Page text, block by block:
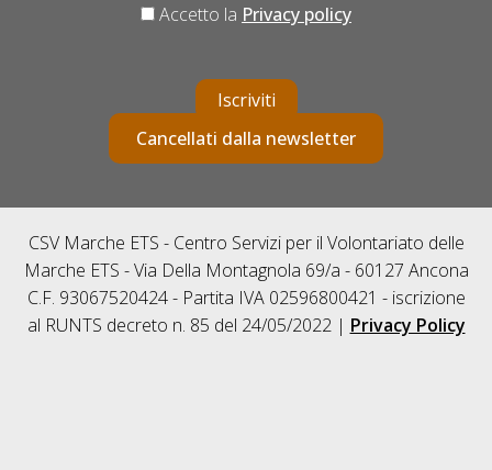
Accetto la Privacy policy
Iscriviti
Cancellati dalla newsletter
CSV Marche ETS - Centro Servizi per il Volontariato delle
Marche ETS - Via Della Montagnola 69/a - 60127 Ancona
C.F. 93067520424 - Partita IVA 02596800421 - iscrizione
al RUNTS decreto n. 85 del 24/05/2022 | Privacy Policy